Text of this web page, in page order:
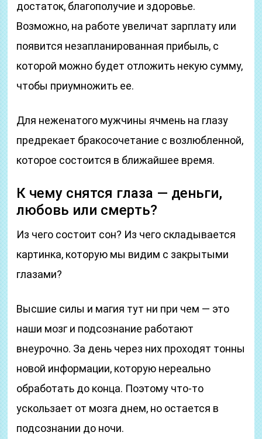
достаток, благополучие и здоровье.
Возможно, на работе увеличат зарплату или
появится незапланированная прибыль, с
которой можно будет отложить некую сумму,
чтобы приумножить ее.
Для неженатого мужчины ячмень на глазу
предрекает бракосочетание с возлюбленной,
которое состоится в ближайшее время.
К чему снятся глаза — деньги,
любовь или смерть?
Из чего состоит сон? Из чего складывается
картинка, которую мы видим с закрытыми
глазами?
Высшие силы и магия тут ни при чем — это
наши мозг и подсознание работают
внеурочно. За день через них проходят тонны
новой информации, которую нереально
обработать до конца. Поэтому что-то
ускользает от мозга днем, но остается в
подсознании до ночи.